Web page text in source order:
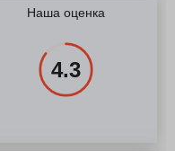
Наша оценка
4.3